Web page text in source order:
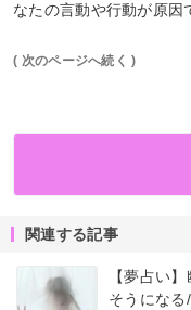
なたの言動や行動が原因
( 次のページへ続く )
関連する記事
【夢占い
そうになる